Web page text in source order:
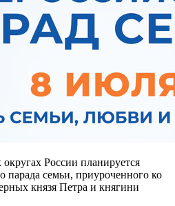
России планируется
парада семьи, приуроченного ко
князя Петра и княгини